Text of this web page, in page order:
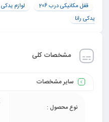
قفل مکانیکی درب 206
لوازم یدکی
یدکی رانا
مشخصات کلی
سایر مشخصات
نوع محصول :